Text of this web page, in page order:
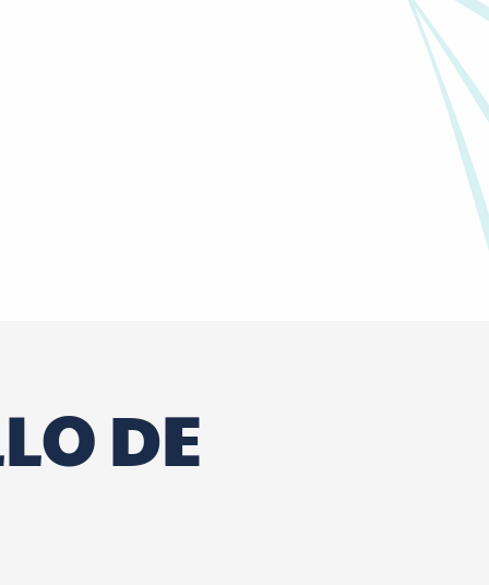
DE